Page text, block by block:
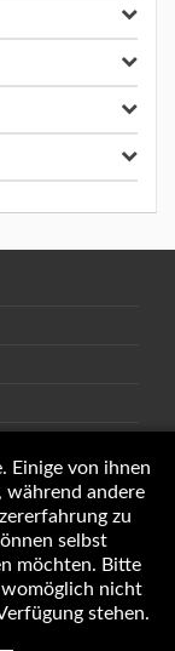
Einige von ihnen
während andere
zu
selbst
möchten. Bitte
womöglich nicht
stehen.